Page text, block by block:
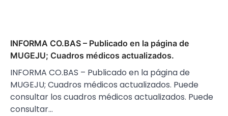
INFORMA CO.BAS – Publicado en la página de
MUGEJU; Cuadros médicos actualizados.
INFORMA CO.BAS – Publicado en la página de
MUGEJU; Cuadros médicos actualizados. Puede
consultar los cuadros médicos actualizados. Puede
consultar…